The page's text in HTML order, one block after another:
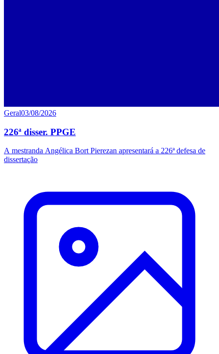
Geral03/08/2026
226ª disser. PPGE
A mestranda Angélica Bort Pierezan apresentará a 226ª defesa de
dissertação